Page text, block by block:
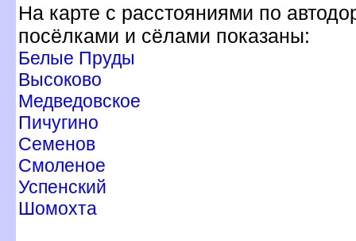
На карте с расстояниями по
посёлками и сёлами показаны:
Белые Пруды
ысоково
Медведовское
Пичугино
Семено
Смоленое
Успенский
Шомохта